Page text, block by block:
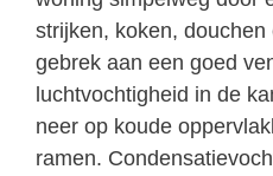
strijken, koken,
gebrek aan een goed
luchtvochtigheid in de
neer op koude
ramen.